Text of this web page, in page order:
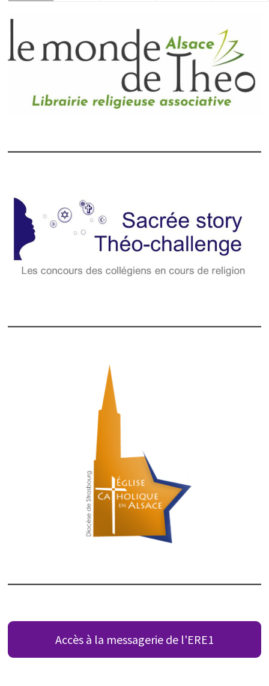
Accès à la messagerie de l'ERE1